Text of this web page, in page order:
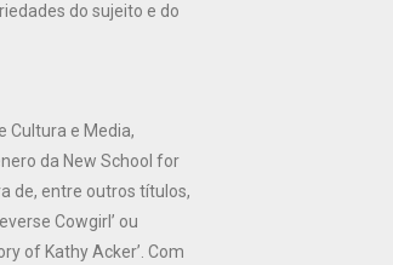
do sujeito e do
Cultura e Media,
da New School for
de, entre outros títulos,
Cowgirl’ ou
of Kathy Acker’. Com